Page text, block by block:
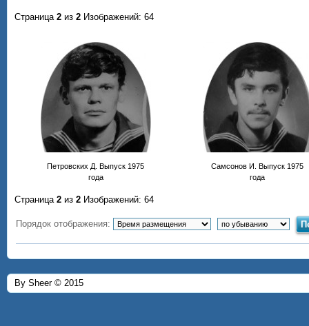
Страница 2 из 2 Изображений: 64
Петровских Д. Выпуск 1975
года
Самсонов И. Выпуск 1975
года
Страница 2 из 2 Изображений: 64
Порядок отображения:
By Sheer © 2015